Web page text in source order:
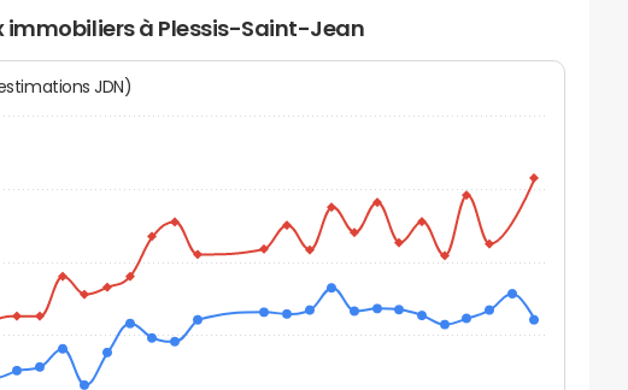
immobiliers à Plessis-Saint-Jean
: estimations JDN)